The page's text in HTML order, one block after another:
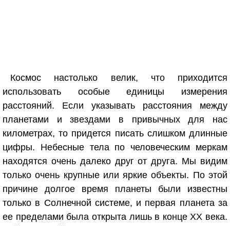
Космос настолько велик, что приходится
использовать особые единицы измерения
расстояний. Если указывать расстояния между
планетами и звездами в привычных для нас
километрах, то придется писать слишком длинные
цифры. Небесные тела по человеческим меркам
находятся очень далеко друг от друга. Мы видим
только очень крупные или яркие объекты. По этой
причине долгое время планеты были известны
только в Солнечной системе, и первая планета за
ее пределами была открыта лишь в конце XX века.